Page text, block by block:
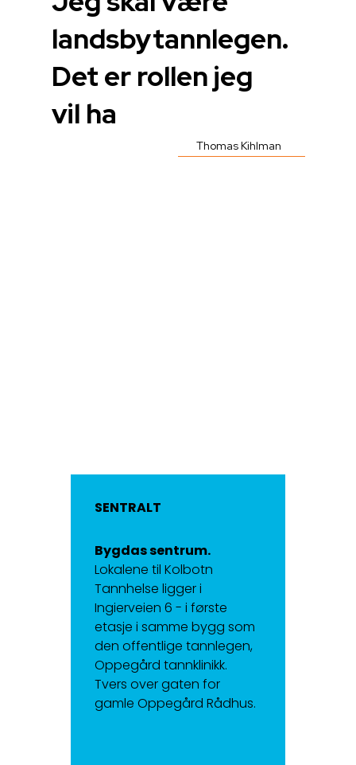
landsbytannlegen.
Det er rollen jeg
vil ha
Thomas Kihlman
SENTRALT
Bygdas sentrum.
Lokalene til Kolbotn
Tannhelse ligger i
Ingierveien 6 - i første
etasje i samme bygg som
den offentlige tannlegen,
Oppegård tannklinikk.
Tvers over gaten for
gamle Oppegård Rådhus.